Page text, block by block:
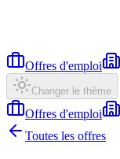
Offres d'emploi
Changer le thème
Offres d'emploi
Toutes les offres